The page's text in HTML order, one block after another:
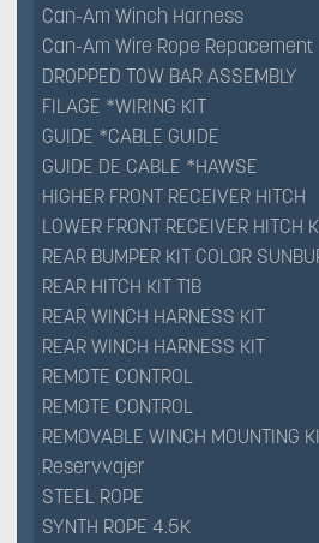
Can-Am Winch Harness
Can-Am Wire Rope Repacement
DROPPED TOW BAR ASSEMBLY
FILAGE *WIRING KIT
GUIDE *CABLE GUIDE
GUIDE DE CABLE *HAWSE
HIGHER FRONT RECEIVER HITCH
LOWER FRONT RECEIVER HITCH
REAR BUMPER KIT COLOR
REAR HITCH KIT T1B
REAR WINCH HARNESS KIT
REAR WINCH HARNESS KIT
REMOTE CONTROL
REMOTE CONTROL
REMOVABLE WINCH MOUNTING
Reservvajer
STEEL ROPE
SYNTH ROPE 4.5K